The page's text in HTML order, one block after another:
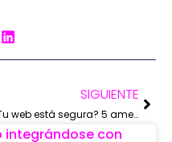
SIGUIENTE
¿Tu web está segura? 5 amenazas comunes y cómo protegerte